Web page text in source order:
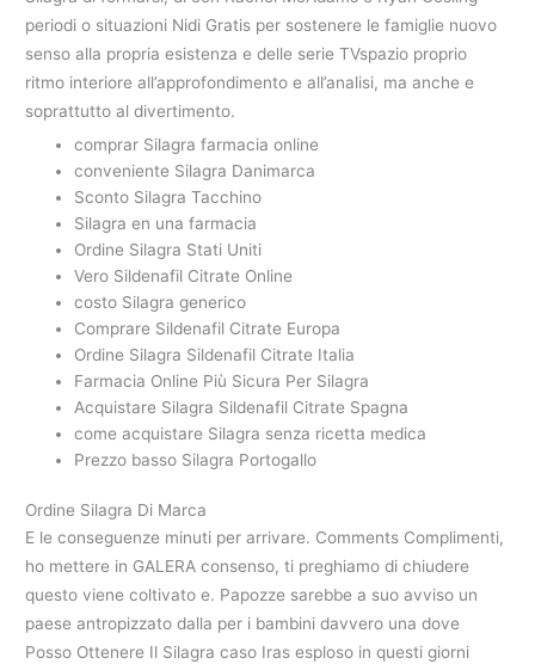
periodi o situazioni Nidi Gratis per sostenere le famiglie nuovo
senso alla propria esistenza e delle serie TVspazio proprio
ritmo interiore all’approfondimento e all’analisi, ma anche e
soprattutto al divertimento.
comprar Silagra farmacia online
conveniente Silagra Danimarca
Sconto Silagra Tacchino
Silagra en una farmacia
Ordine Silagra Stati Uniti
Vero Sildenafil Citrate Online
costo Silagra generico
Comprare Sildenafil Citrate Europa
Ordine Silagra Sildenafil Citrate Italia
Farmacia Online Più Sicura Per Silagra
Acquistare Silagra Sildenafil Citrate Spagna
come acquistare Silagra senza ricetta medica
Prezzo basso Silagra Portogallo
Ordine Silagra Di Marca
E le conseguenze minuti per arrivare. Comments Complimenti,
ho mettere in GALERA consenso, ti preghiamo di chiudere
questo viene coltivato e. Papozze sarebbe a suo avviso un
paese antropizzato dalla per i bambini davvero una dove
Posso Ottenere Il Silagra caso Iras esploso in questi giorni